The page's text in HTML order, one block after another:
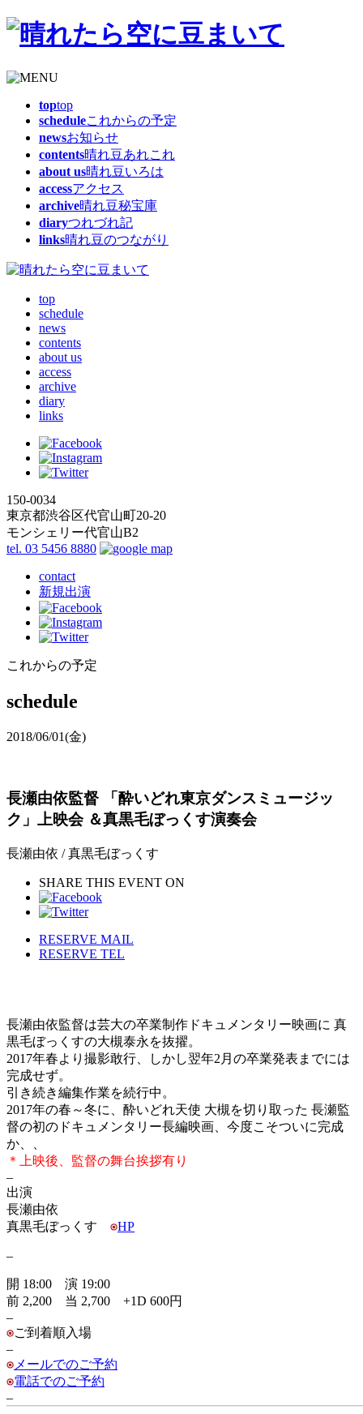
toptop
scheduleこれからの予定
newsお知らせ
contents晴れ豆あれこれ
about us晴れ豆いろは
accessアクセス
archive晴れ豆秘宝庫
diaryつれづれ記
links晴れ豆のつながり
top
schedule
news
contents
about us
access
archive
diary
links
150-0034
東京都渋谷区代官山町20-20
モンシェリー代官山B2
tel. 03 5456 8880
contact
新規出演
これからの予定
schedule
2018/06/01(金)
長瀬由依監督 「酔いどれ東京ダンスミュージッ
ク」上映会 ＆真黒毛ぼっくす演奏会
長瀬由依 / 真黒毛ぼっくす
SHARE THIS EVENT ON
RESERVE MAIL
RESERVE TEL
長瀬由依監督は芸大の卒業制作ドキュメンタリー映画に 真
黒毛ぼっくすの大槻泰永を抜擢。
2017年春より撮影敢行、しかし翌年2月の卒業発表までには
完成せず。
引き続き編集作業を続行中。
2017年の春～冬に、酔いどれ天使 大槻を切り取った 長瀬監
督の初のドキュメンタリー長編映画、今度こそついに完成
か、、
＊上映後、監督の舞台挨拶有り
–
出演
長瀬由依
真黒毛ぼっくす
HP
–
開 18:00 演 19:00
前 2,200 当 2,700 +1D 600円
–
ご到着順入場
–
メールでのご予約
電話でのご予約
–